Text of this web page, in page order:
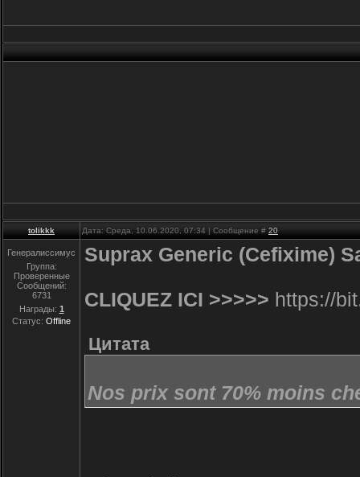
tolikkk Дата: Среда, 10.06.2020, 07:34 | Сообщение # 20
Генералиссимус
Группа:
Проверенные
Сообщений:
6731
Награды: 1
Статус: Offline
Suprax Generic (Cefixime)
CLIQUEZ ICI >>>>> https://
Цитата
Nos prix sont 70% moins